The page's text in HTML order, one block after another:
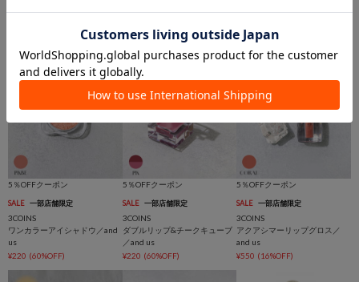
and us
¥264 (20%OFF)
and us
5％OFFクーポン
SALE 一部店舗限定
3COINS
ワンカラーアイシャドウ／and
us
¥220 (60%OFF)
5％OFFクーポン
SALE 一部店舗限定
3COINS
ダブルリップ&チークキューブ
／and us
¥220 (60%OFF)
5％OFFクーポン
SALE 一部店舗限定
3COINS
アクアシマーリップグロス／
and us
¥550 (16%OFF)